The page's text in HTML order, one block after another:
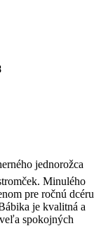
jednorožca
Minulého
pre ročnú dcéru
je kvalitná a
spokojných